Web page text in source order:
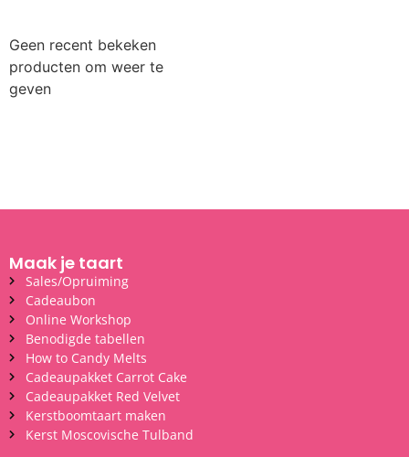
Geen recent bekeken
producten om weer te
geven
Maak je taart
Sales/Opruiming
Cadeaubon
Online Workshop
Benodigde tabellen
How to Candy Melts
Cadeaupakket Carrot Cake
Cadeaupakket Red Velvet
Kerstboomtaart maken
Kerst Moscovische Tulband